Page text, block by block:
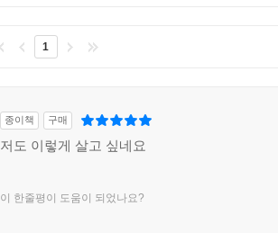
1
종이책 구매
저도 이렇게 살고 싶네요
이 한줄평이 도움이 되었나요?